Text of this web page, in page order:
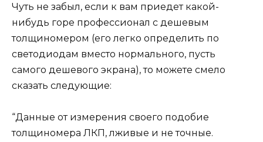
Чуть не забыл, если к вам приедет какой-
нибудь горе профессионал с дешевым
толщиномером (его легко определить по
светодиодам вместо нормального, пусть
самого дешевого экрана), то можете смело
сказать следующие:
“Данные от измерения своего подобие
толщиномера ЛКП, лживые и не точные.